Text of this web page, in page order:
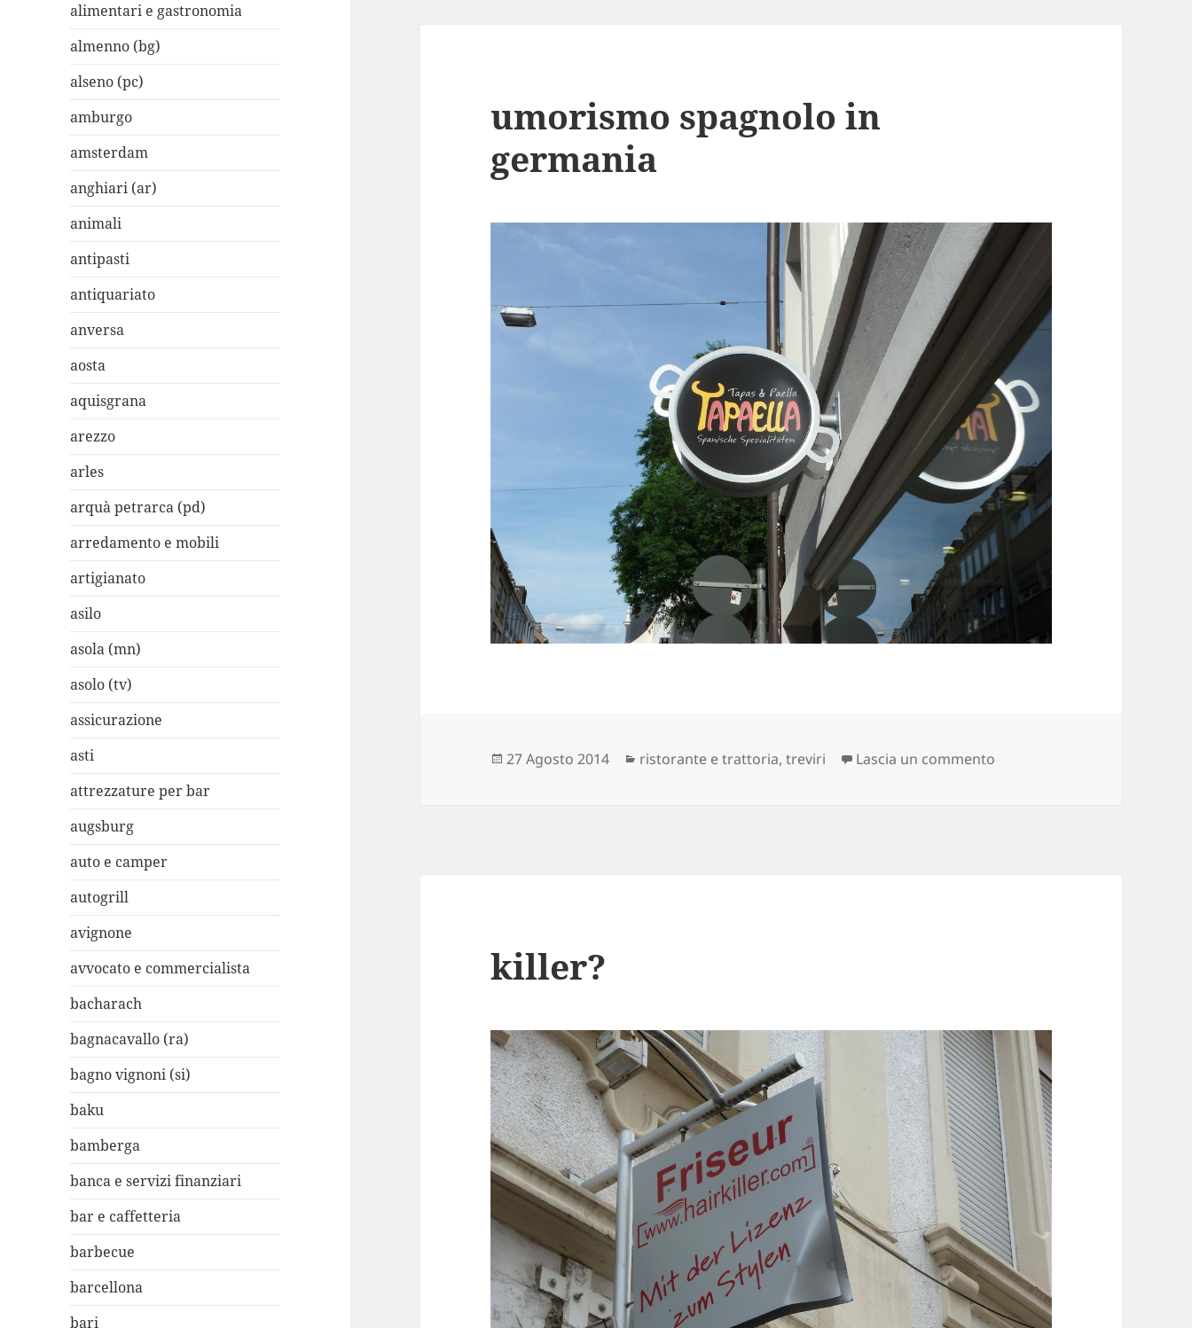
alimentari e gastronomia
almenno (bg)
alseno (pc)
amburgo
amsterdam
anghiari (ar)
animali
antipasti
antiquariato
anversa
aosta
aquisgrana
arezzo
arles
arquà petrarca (pd)
arredamento e mobili
artigianato
asilo
asola (mn)
asolo (tv)
assicurazione
asti
attrezzature per bar
augsburg
auto e camper
autogrill
avignone
avvocato e commercialista
bacharach
bagnacavallo (ra)
bagno vignoni (si)
baku
bamberga
banca e servizi finanziari
bar e caffetteria
barbecue
barcellona
bari
umorismo spagnolo in
germania
Scritto
27 Agosto 2014 Categorie
ristorante e trattoria,treviri Lascia un commento
killer?